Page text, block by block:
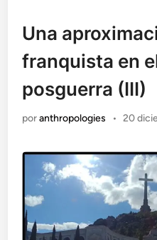
Una
franquista en
posguerra (III)
poranthropologies • 20